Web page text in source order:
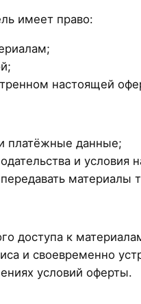
имеет право:
настоящей
платёжные данные;
и условия
материалы
доступа к
и своевременно
условий оферты.